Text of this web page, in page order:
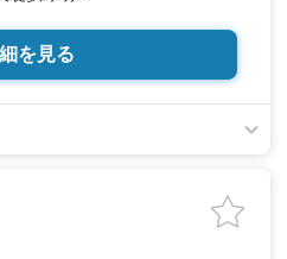
多数店舗で展開中！
きく2つに分けてご紹介！
、子育て環境や行政などの地域情
を見る